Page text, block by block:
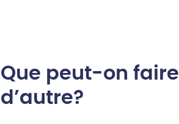
Que peut-on faire
d’autre?